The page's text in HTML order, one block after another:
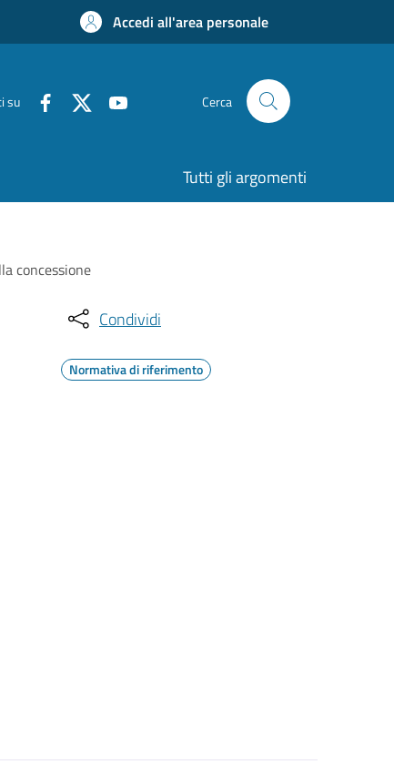
Accedi all'area personale
su Cerca
Tutti gli argomenti
concessione
Condividi
Normativa di riferimento